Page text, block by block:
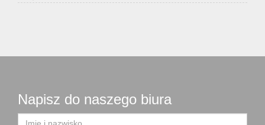
Napisz do naszego biura